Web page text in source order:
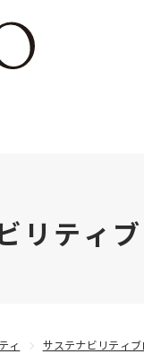
地震により被害に
リティ
ィ サステナビリティブ